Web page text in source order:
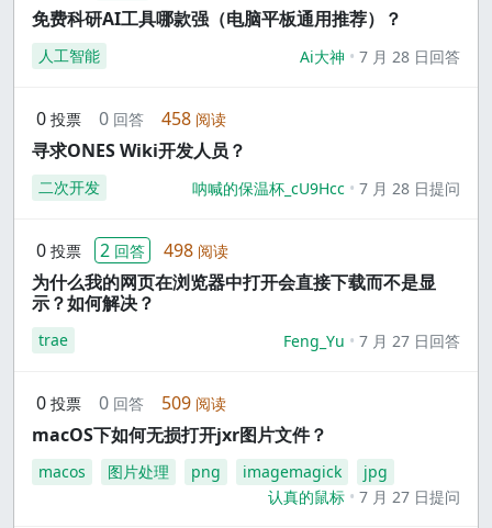
免费科研AI工具哪款强（电脑平板通用推荐）？
人工智能 Ai大神 7 月 28 日回答
0 投票 0 回答 458 阅读
寻求ONES Wiki开发人员？
二次开发 呐喊的保温杯_cU9Hcc 7 月 28 日提问
0 投票 2 回答 498 阅读
为什么我的网页在浏览器中打开会直接下载而不是显
示？如何解决？
trae Feng_Yu 7 月 27 日回答
0 投票 0 回答 509 阅读
macOS下如何无损打开jxr图片文件？
macos 图片处理 png imagemagick
jpg
认真的鼠标
7 月 27 日提问